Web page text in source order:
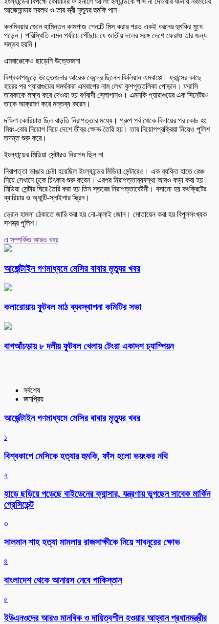
আলেক্সান্ডার সরলথ ও তার স্ত্রী মৃত্যুর হুমকি পান।
কলম্বিয়ার জোন হামিন্তন কামপাজ পেনাল্টি মিস করার পরও একই ধরনের হুমকির মুখে
পড়েন। পরিস্থিতি এমন পর্যায়ে পৌঁছায় যে জাতীয় দলের সঙ্গে দেশে ফেরাও তার জন্য
সম্ভব হয়নি।
এমবাপ্পেকেও ছাড়েনি উত্তেজনা
বিশ্বকাপজুড়ে উত্তেজনার আরেক কেন্দ্রে ছিলেন কিলিয়ান এমবাপ্পে। ফ্রান্সের কাছে
হারের পর প্যারাগুয়ের সমর্থকরা এমবাপের নাম লেখা কুশপুত্তলিকা পোড়ান। ফরাসি
তারকাকে লক্ষ্য করে দেওয়া হয় বর্ণবাদী স্লোগানও। এমনকি প্যারাগুয়ের এক সিনেটরও
তাকে আক্রমণ করে মন্তব্য করেন।
দক্ষিণ কোরিয়াও ছিল বাড়তি নিরাপত্তার মধ্যে। গ্রুপ পর্ব থেকে বিদায়ের পর কোচ হং
মিয়ং-বোর নিয়োগ নিয়ে দেশে তীব্র ক্ষোভ তৈরি হয়। তার নিয়োগপ্রক্রিয়া নিয়েও পুলিশ
তদন্ত শুরু করে।
ইংল্যান্ডের মিডিয়া সেন্টারও নিরাপদ ছিল না
নিরাপত্তা ভাঙার চেষ্টা হয়েছিল ইংল্যান্ডের মিডিয়া সেন্টারেও। এক ব্যক্তি হাতে রেঞ্চ
নিয়ে সেখানে ঢুকে চিৎকার শুরু করেন। এরপর নিরাপত্তাব্যবস্থা আরও কড়া করা হয়।
মিডিয়া সেন্টার ঘিরে তৈরি করা হয় তিন স্তরের নিরাপত্তাবেষ্টনী। বসানো হয় কংক্রিটের
ব্যারিয়ার ও অ্যান্টি-স্নাইপার স্ক্রিন।
ড্রোন হামলা ঠেকাতে জারি করা হয় নো-ফ্লাই জোন। মোতায়েন করা হয় বিপুলসংখ্যক
সশস্ত্র পুলিশ।
এ সম্পর্কিত আরও খবর
আর্জেন্টাইন গণমাধ্যমে মেসির বাবার মৃত্যুর খবর
কলারোয়ায় ফুটবল মাঠ ব্যবস্থাপনা কমিটির সভা
বাগআঁচড়ায় ৮ দলীয় ফুটবল খেলায় টেংরা একাদশ চ্যাম্পিয়ন
সর্বশেষ
জনপ্রিয়
আর্জেন্টাইন গণমাধ্যমে মেসির বাবার মৃত্যুর খবর
১
বিশ্বকাপে মেসিকে হত্যার হুমকি, ফাঁস হলো ভয়ংকর নথি
২
হাড়ে ছড়িয়ে পড়েছে বাইডেনের ক্যান্সার, যন্ত্রণায় ভুগছেন সাবেক মার্কিন
প্রেসিডেন্ট
৩
সালমান শাহ হত্যা মামলার রাজসাক্ষীকে নিয়ে শাবনূরের ক্ষোভ
৪
বাংলাদেশ থেকে আনারস নেবে পাকিস্তান
৫
ইউএনওদের আরও মানবিক ও দায়িত্বশীল হওয়ার আহ্বান প্রধানমন্ত্রীর